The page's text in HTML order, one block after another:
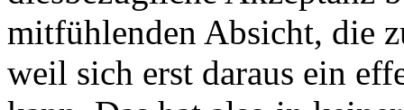
mitfühlenden Absicht, die
weil sich erst daraus ein